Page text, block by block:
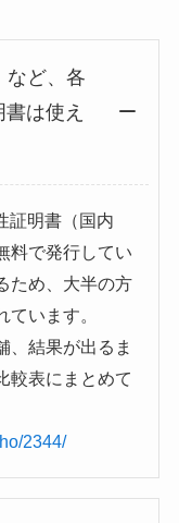
など、各
は使え
証明書（国内
料で発行してい
ため、大半の方
います。
、結果が出るま
較表にまとめて
2344/